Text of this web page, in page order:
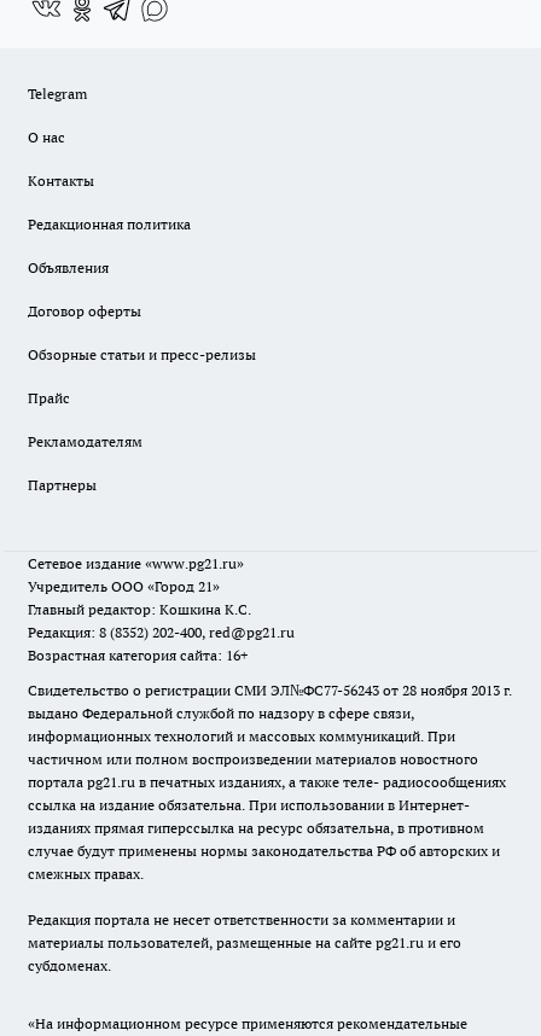
Telegram
О нас
Контакты
Редакционная политика
Объявления
Договор оферты
Обзорные статьи и пресс-релизы
Прайс
Рекламодателям
Партнеры
Сетевое издание «www.pg21.ru»
Учредитель ООО «Город 21»
Главный редактор: Кошкина К.С.
Редакция: 8 (8352) 202-400, red@pg21.ru
Возрастная категория сайта: 16+
Свидетельство о регистрации СМИ ЭЛ№ФС77-56243 от 28 ноября 2013 г.
выдано Федеральной службой по надзору в сфере связи,
информационных технологий и массовых коммуникаций. При
частичном или полном воспроизведении материалов новостного
портала pg21.ru в печатных изданиях, а также теле- радиосообщениях
ссылка на издание обязательна. При использовании в Интернет-
изданиях прямая гиперссылка на ресурс обязательна, в противном
случае будут применены нормы законодательства РФ об авторских и
смежных правах.
Редакция портала не несет ответственности за комментарии и
материалы пользователей, размещенные на сайте pg21.ru и его
субдоменах.
«На информационном ресурсе применяются рекомендательные